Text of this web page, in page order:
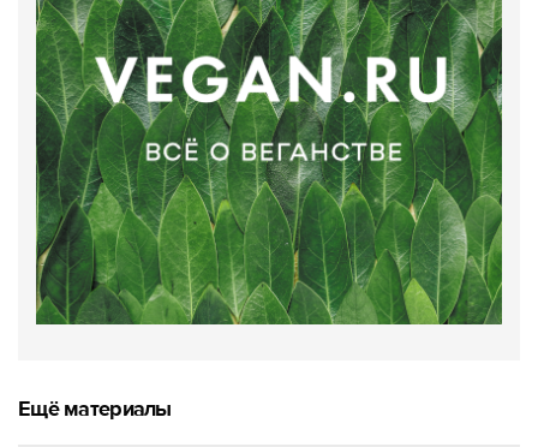
Ещё материалы